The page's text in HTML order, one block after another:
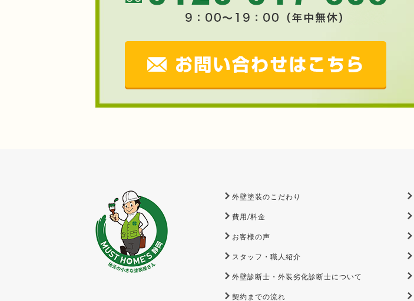
外壁塗装のこだわり
費用/料金
お客様の声
スタッフ・職人紹介
外壁診断士・外装劣化診断士について
契約までの流れ